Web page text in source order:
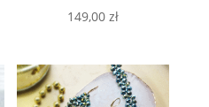
149,00zł